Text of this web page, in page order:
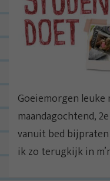
Goeiemorgen leuke
maandagochtend,
vanuit bed
ik zo terugkijk in